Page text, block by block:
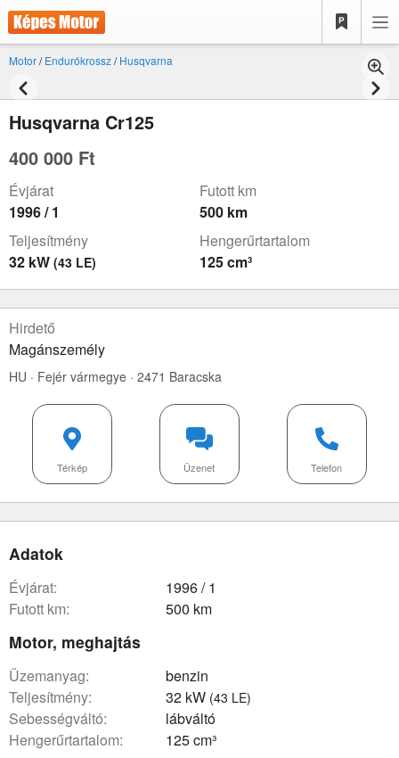
Motor/Endurókrossz/Husqvarna
Husqvarna Cr125
400 000 Ft
Évjárat
1996 / 1
Futott km
500 km
Teljesítmény
32 kW (43 LE)
Hengerűrtartalom
125 cm³
Hirdető
Magánszemély
HU · Fejér vármegye · 2471 Baracska
Telefon
Üzenet
Térkép
Adatok
évjárat:
1996 / 1
futott km:
500 km
Motor, meghajtás
üzemanyag:
benzin
teljesítmény:
32 kW (43 LE)
sebességváltó:
lábváltó
hengerűrtartalom:
125 cm³